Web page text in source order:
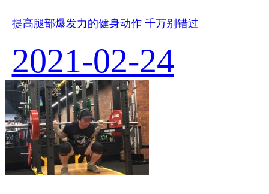
提高腿部爆发力的健身动作 千万别错过
2021-02-24